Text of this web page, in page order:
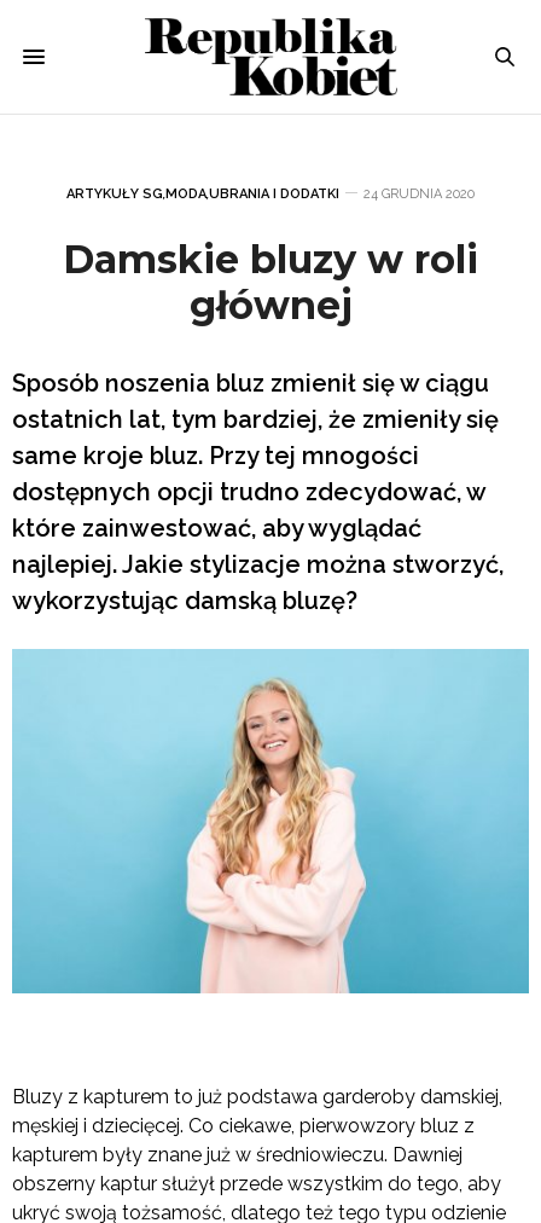
ARTYKUŁY SG,MODA,UBRANIA I DODATKI 24 GRUDNIA 2020
Damskie bluzy w roli
głównej
Sposób noszenia bluz zmienił się w ciągu
ostatnich lat, tym bardziej, że zmieniły się
same kroje bluz. Przy tej mnogości
dostępnych opcji trudno zdecydować, w
które zainwestować, aby wyglądać
najlepiej. Jakie stylizacje można stworzyć,
wykorzystując damską bluzę?
Bluzy z kapturem to już podstawa garderoby damskiej,
męskiej i dziecięcej. Co ciekawe, pierwowzory bluz z
kapturem były znane już w średniowieczu. Dawniej
obszerny kaptur służył przede wszystkim do tego, aby
ukryć swoją tożsamość, dlatego też tego typu odzienie